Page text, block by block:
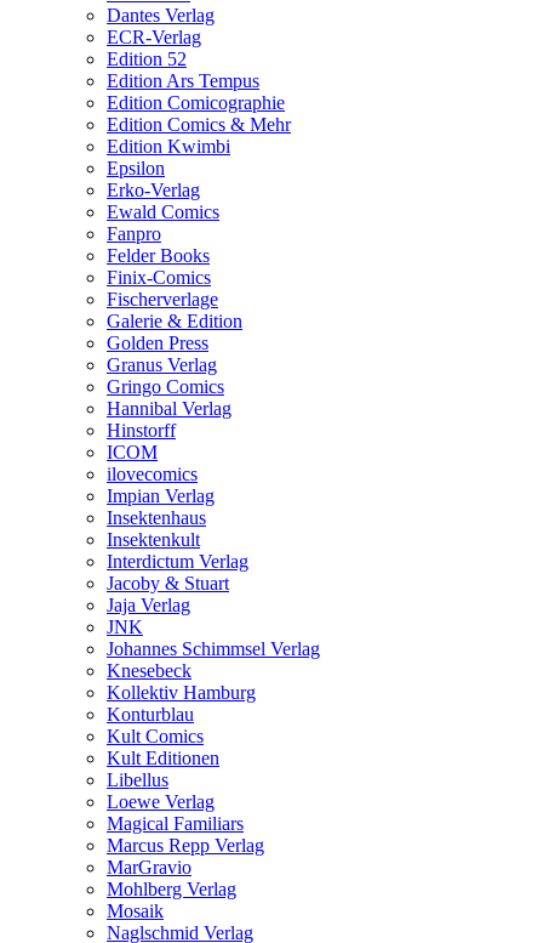
Dantes Verlag
ECR-Verlag
Edition 52
Edition Ars Tempus
Edition Comicographie
Edition Comics & Mehr
Edition Kwimbi
Epsilon
Erko-Verlag
Ewald Comics
Fanpro
Felder Books
Finix-Comics
Fischerverlage
Galerie & Edition
Golden Press
Granus Verlag
Gringo Comics
Hannibal Verlag
Hinstorff
ICOM
ilovecomics
Impian Verlag
Insektenhaus
Insektenkult
Interdictum Verlag
Jacoby & Stuart
Jaja Verlag
JNK
Johannes Schimmsel Verlag
Knesebeck
Kollektiv Hamburg
Konturblau
Kult Comics
Kult Editionen
Libellus
Loewe Verlag
Magical Familiars
Marcus Repp Verlag
MarGravio
Mohlberg Verlag
Mosaik
Naglschmid Verlag